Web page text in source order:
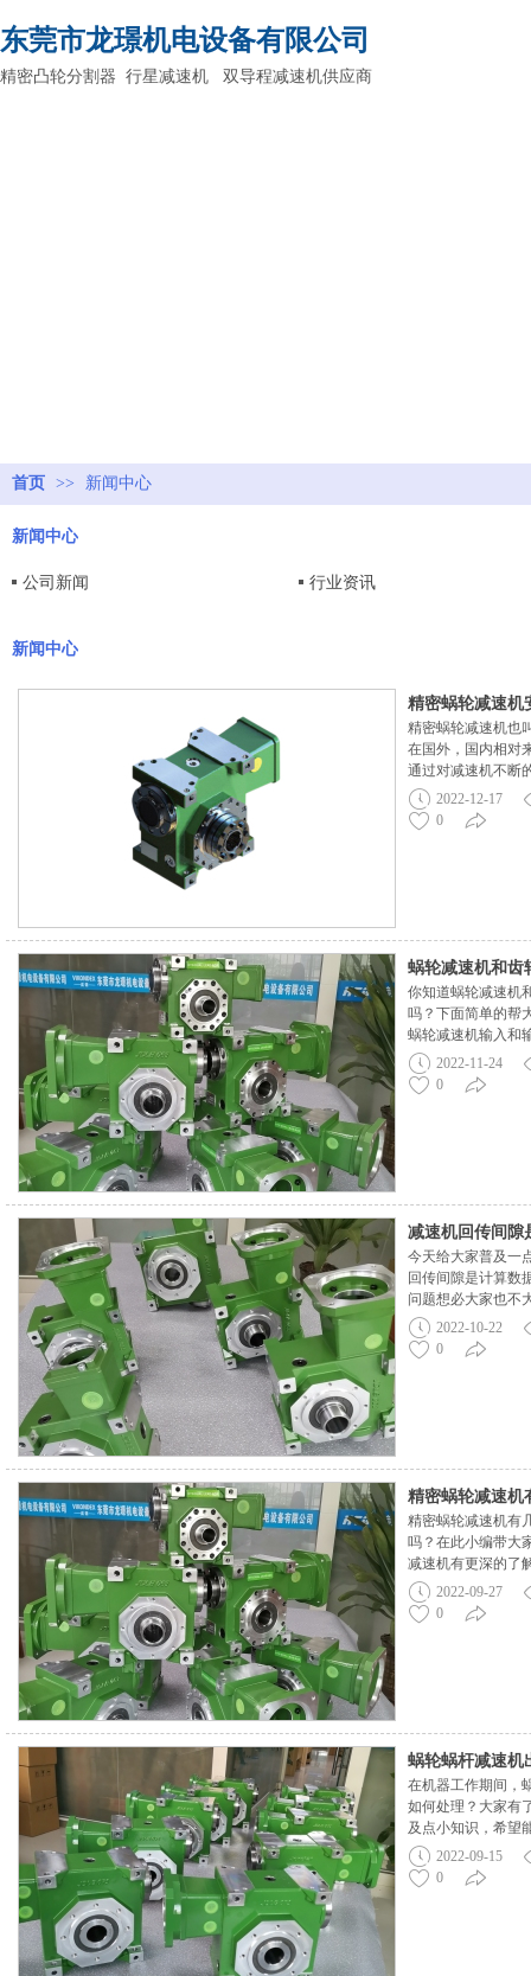
东莞市龙璟机电设备有限公司
精密凸轮分割器 行星减速机 双导程减速机供应商
首页 >> 新闻中心
新闻中心
公司新闻 行业资讯
新闻中心
精密蜗轮减速机
机一样吗？
精密蜗轮减速机也
在国外，国内相对
通过对减速机不断
美法国dynabox，
GUDEL，德国
大解决了国内机
样，中心距相同，
更厚，尺寸更大，
息欢迎随时联系我
2022-12-17
0
蜗轮减速机和齿
吗？
你知道蜗轮减速机
吗？下面简单的帮
蜗轮减速机输入和
单，安装方便，齿
蜗轮减速机能自锁
家还有想了解精
2022-11-24
0
减速机回传间隙
间隙？
今天给大家普及一
回传间隙是计算数
问题想必大家也不
跟大家讲解一下！
隙，间隙的大小主
精度。大家对减
2022-10-22
0
精密蜗轮减速机
精密蜗轮减速机有
吗？在此小编带大
减速机有更深的了
C系：具有收缩盘
整合。CR系：带
合。P系：实心轴
提供专门的技术支
2022-09-27
0
蜗轮蜗杆减速机
在机器工作期间，
如何处理？大家有
及点小知识，希望
到此类的问题能得
否有破损，及时更
触过腐蚀液体。3
2022-09-15
0